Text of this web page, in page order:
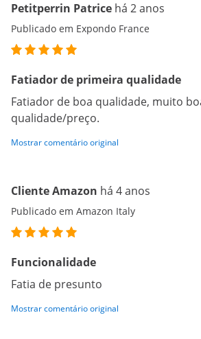
Petitperrin Patrice há 2 anos
Publicado em Expondo France
Fatiador de primeira qualidade
Fatiador de boa qualidade, muito
qualidade/preço.
Mostrar comentário original
Cliente Amazon há 4 anos
Publicado em Amazon Italy
Funcionalidade
Fatia de presunto
Mostrar comentário original